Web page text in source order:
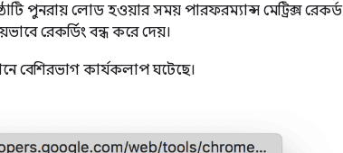
পুনরায় লোড হওয়ার সময় পারফরম্যান্স মেট্রিক্স রেকর্ড
রেকর্ডিং বন্ধ করে দেয়।
বেশিরভাগ কার্যকলাপ ঘটেছে।